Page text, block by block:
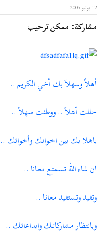
12 يونيو 2005
مشاركة: ممكن ترحيب
أهلاً وسهلاَ بك أخي الكريم ..
حللت أهلاً .. ووطئت سهلاً ..
ياهلا بك بين اخوانك وأخواتك ..
ان شاء الله تسمتع معــانا ..
وتفيد وتستفيد معانـا ..
وبانتظار مشاركاتـك وابداعاتـك ..